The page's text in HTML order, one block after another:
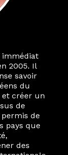
immédiat
2005. Il
savoir
du
et créer un
de
de
pays que
des